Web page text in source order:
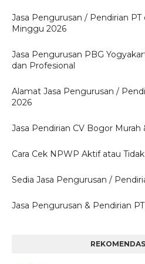
Jasa Pengurusan / Pendirian PT
Minggu 2026
Jasa Pengurusan PBG
dan Profesional
Alamat Jasa Pengurusan /
2026
Jasa Pendirian CV Bogor Murah
Cara Cek NPWP Aktif atau
Sedia Jasa Pengurusan /
Jasa Pengurusan & Pendirian